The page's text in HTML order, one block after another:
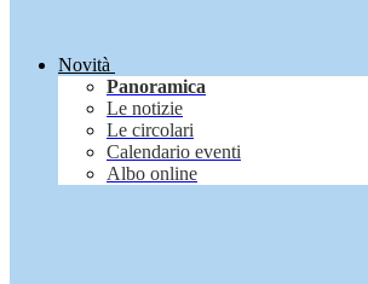
Novità
Panoramica
Le notizie
Le circolari
Calendario eventi
Albo online